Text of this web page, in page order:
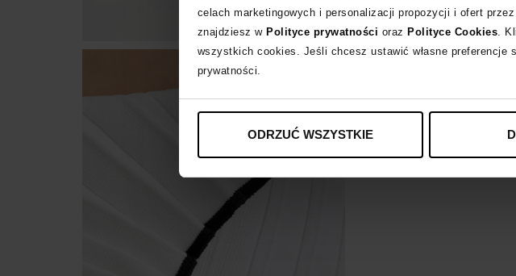
celach marketingowych i personalizacji propozycji i ofert
znajdziesz w Polityce prywatności oraz Polityce Cookies .
wszystkich cookies. Jeśli chcesz ustawić własne
prywatności.
ODRZUĆ WSZYSTKIE